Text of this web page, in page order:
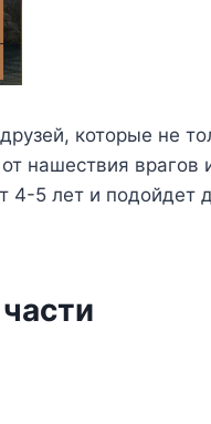
которые не
нашествия врагов
4-5 лет и подойдет